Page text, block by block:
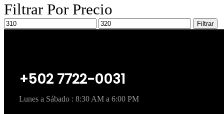
Filtrar Por Precio
Filtrar
+502 7722-0031
Lunes a Sábado : 8:30 AM a 6:00 PM